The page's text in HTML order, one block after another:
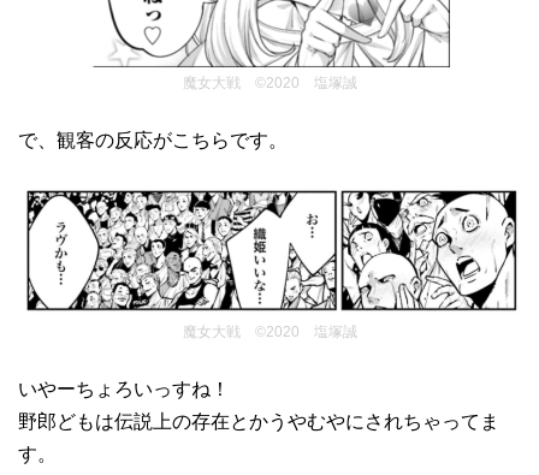
魔女大戦 ©2020 塩塚誠
で、観客の反応がこちらです。
魔女大戦 ©2020 塩塚誠
いやーちょろいっすね！
野郎どもは伝説上の存在とかうやむやにされちゃってま
す。